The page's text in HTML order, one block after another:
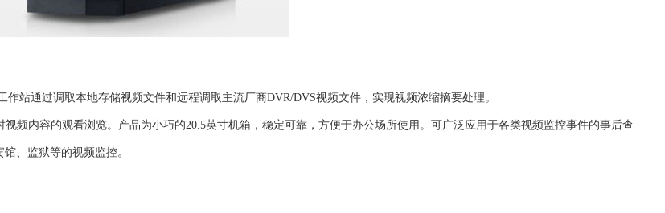
站通过调取本地存储视频文件和远程调取主流厂商DVR/DVS视频文件，实现视频浓缩摘要处理。
频内容的观看浏览。产品为小巧的20.5英寸机箱，稳定可靠，方便于办公场所使用。可广泛应用于各类视频监控事件的事后查
、监狱等的视频监控。